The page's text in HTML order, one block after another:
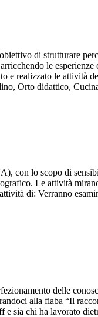
di strutturare
le
e realizzato le attività
Orto didattico,
con lo scopo di
Le attività
di: Verranno
delle
alla fiaba “Il
sia chi ha lavorato